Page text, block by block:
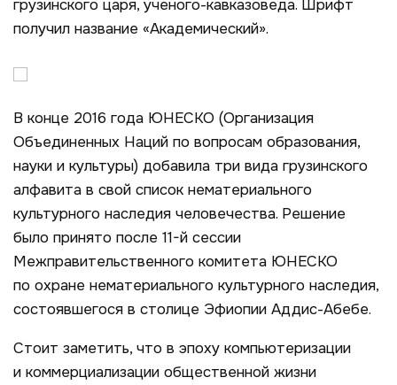
грузинского царя, ученого-кавказоведа. Шрифт
получил название «Академический».
В конце 2016 года ЮНЕСКО (Организация
Объединенных Наций по вопросам образования,
науки и культуры) добавила три вида грузинского
алфавита в свой список нематериального
культурного наследия человечества. Решение
было принято после 11-й сессии
Межправительственного комитета ЮНЕСКО
по охране нематериального культурного наследия,
состоявшегося в столице Эфиопии Аддис-Абебе.
Стоит заметить, что в эпоху компьютеризации
и коммерциализации общественной жизни